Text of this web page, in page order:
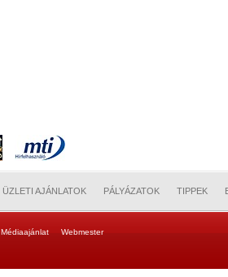
ÜZLETI AJÁNLATOK PÁLYÁZATOK TIPPEK
Médiaajánlat Webmester